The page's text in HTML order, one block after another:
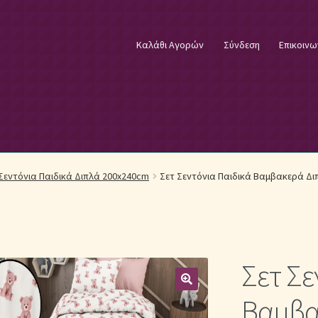
Καλάθι Αγορών Σύνδεση
Λευκά Είδη Επικοινωνία Επιστροφές Προϊόντων Η
Μονόχρωμα Σετ Σεντόνια Μονόχρωμες
Παιδικά Διπλά 200x240cm
Σετ Σεντόνια Παιδικά Βαμβακερά
Σετ